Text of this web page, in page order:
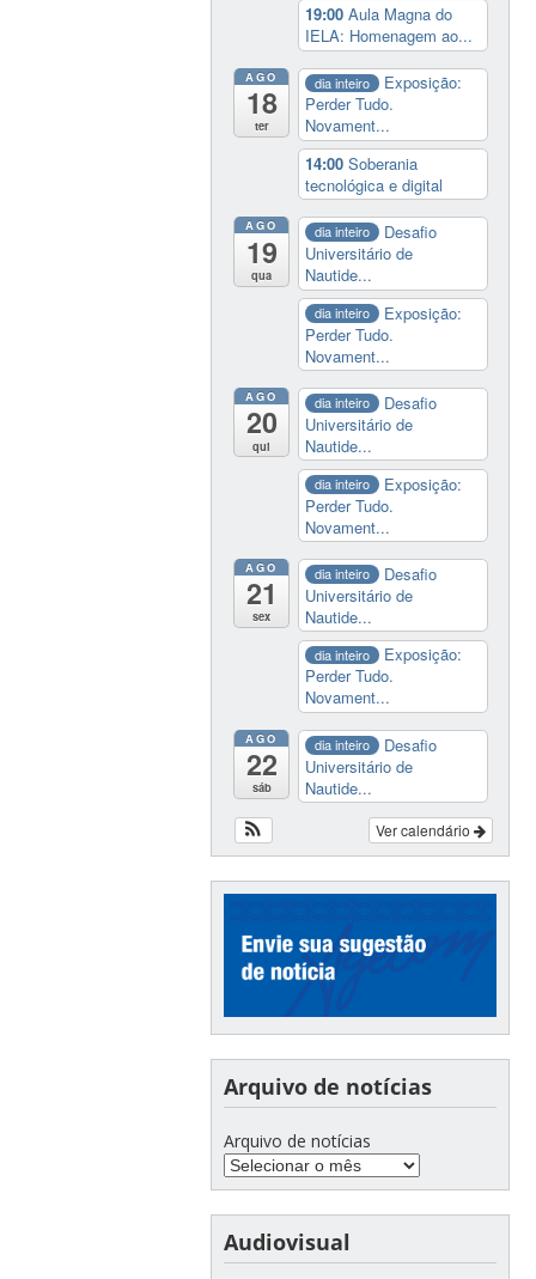
19:00Aula Magna do
IELA: Homenagem ao...
AGO
18
ter
dia inteiro
Exposição:
Perder Tudo.
Novament...
14:00Soberania
tecnológica e digital
AGO
19
qua
dia inteiro
Desafio
Universitário de
Nautide...
dia inteiro
Exposição:
Perder Tudo.
Novament...
AGO
20
qui
dia inteiro
Desafio
Universitário de
Nautide...
dia inteiro
Exposição:
Perder Tudo.
Novament...
AGO
21
sex
dia inteiro
Desafio
Universitário de
Nautide...
dia inteiro
Exposição:
Perder Tudo.
Novament...
AGO
22
sáb
dia inteiro
Desafio
Universitário de
Nautide...
Ver calendário
Arquivo de notícias
Arquivo de notícias
Audiovisual